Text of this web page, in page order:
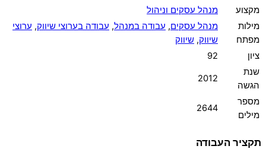
מקצוע
מנהל עסקים וניהול
מילות
מפתח
מנהל עסקים, עבודה במנהל, עבודה בערוצי שיווק, ערוצי
שיווק, שיווק
ציון
92
שנת
הגשה
2012
מספר
מילים
2644
תקציר העבודה